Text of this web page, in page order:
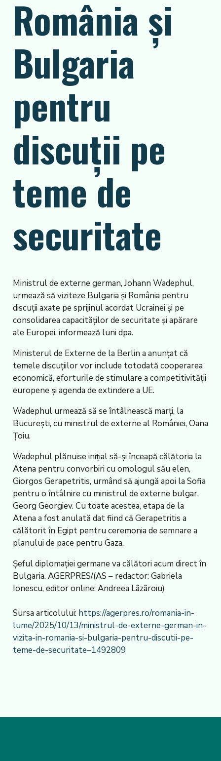
România și
Bulgaria
pentru
discuții pe
teme de
securitate
Ministrul de externe german, Johann Wadephul,
urmează să viziteze Bulgaria și România pentru
discuții axate pe sprijinul acordat Ucrainei și pe
consolidarea capacităților de securitate și apărare
ale Europei, informează luni dpa.
Ministerul de Externe de la Berlin a anunțat că
temele discuțiilor vor include totodată cooperarea
economică, eforturile de stimulare a competitivității
europene și agenda de extindere a UE.
Wadephul urmează să se întâlnească marți, la
București, cu ministrul de externe al României, Oana
Țoiu.
Wadephul plănuise inițial să-și înceapă călătoria la
Atena pentru convorbiri cu omologul său elen,
Giorgos Gerapetritis, urmând să ajungă apoi la Sofia
pentru o întâlnire cu ministrul de externe bulgar,
Georg Georgiev. Cu toate acestea, etapa de la
Atena a fost anulată dat fiind că Gerapetritis a
călătorit în Egipt pentru ceremonia de semnare a
planului de pace pentru Gaza.
Șeful diplomației germane va călători acum direct în
Bulgaria. AGERPRES/(AS – redactor: Gabriela
Ionescu, editor online: Andreea Lãzãroiu)
Sursa articolului: https://agerpres.ro/romania-in-
lume/2025/10/13/ministrul-de-externe-german-in-
vizita-in-romania-si-bulgaria-pentru-discutii-pe-
teme-de-securitate–1492809